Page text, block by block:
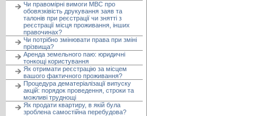
Чи правомірні вимоги МВС про
обовязківість друкування заяв та
талонів при реєстрації чи знятті з
реєстрації місця проживання, інших
правочинах?
Чи потрібно змінювати права при зміні
прізвища?
Аренда земельного паю: юридичні
тонкощі користування
Як отримати реєстрацію за місцем
вашого фактичного проживання?
Процедура дематеріалізації випуску
акцій: порядок проведення, строки та
можливі труднощі
Як продати квартиру, в якій була
зроблена самостійна перебудова?